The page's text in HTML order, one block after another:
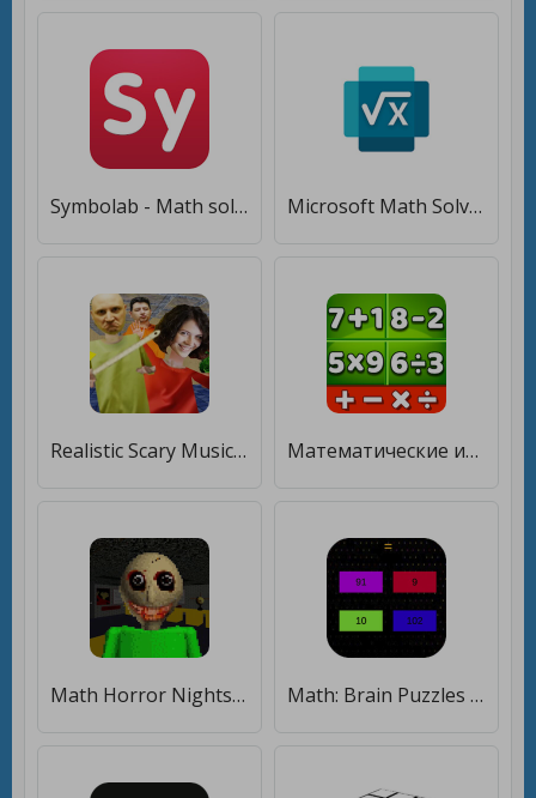
Symbolab - Math solver [Полная версия] Microsoft Math Solver [Premium]
Realistic Scary Musical Math Teacher Edition Mod [Много монет] Математические игры: Math Game [Много монет]
Math Horror Nightschool Super Extra Scary Mod [Много монет] Math: Brain Puzzles [Много монет]